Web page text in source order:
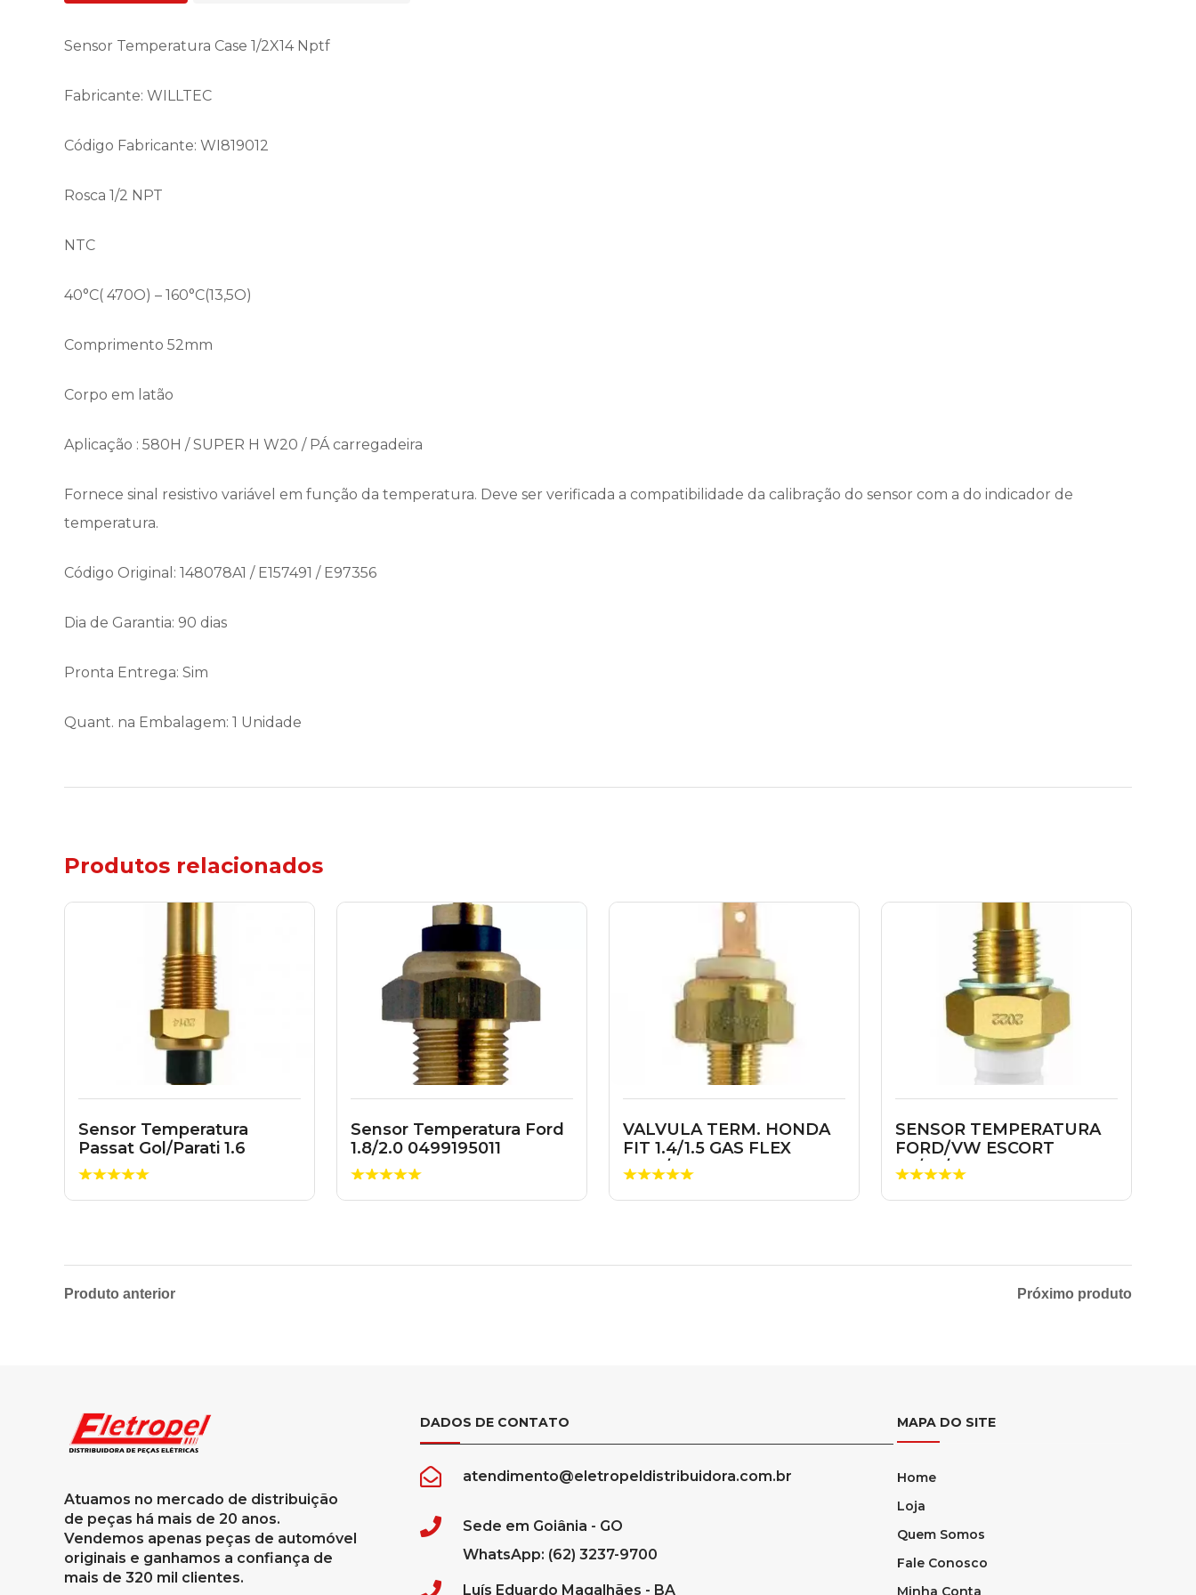
Sensor Temperatura Case 1/2X14 Nptf
Fabricante: WILLTEC
Código Fabricante: WI819012
Rosca 1/2 NPT
NTC
40°C( 470O) – 160°C(13,5O)
Comprimento 52mm
Corpo em latão
Aplicação : 580H / SUPER H W20 / PÁ carregadeira
Fornece sinal resistivo variável em função da temperatura. Deve ser verificada a compatibilidade da calibração do sensor com a do indicador de
temperatura.
Código Original: 148078A1 / E157491 / E97356
Dia de Garantia: 90 dias
Pronta Entrega: Sim
Quant. na Embalagem: 1 Unidade
Produtos relacionados
Sensor Temperatura
Passat Gol/Parati 1.6
0289195011
Sensor Temperatura Ford
1.8/2.0 0499195011
VALVULA TERM. HONDA
FIT 1.4/1.5 GAS FLEX
2003/2015
SENSOR TEMPERATURA
FORD/VW ESCORT
90/92/GOL CHT
Produto anterior Próximo produto
Atuamos no mercado de distribuição
de peças há mais de 20 anos.
Vendemos apenas peças de automóvel
originais e ganhamos a confiança de
mais de 320 mil clientes.
DADOS DE CONTATO
atendimento@eletropeldistribuidora.com.br
Sede em Goiânia - GO
WhatsApp: (62) 3237-9700
Luís Eduardo Magalhães - BA
MAPA DO SITE
Home
Loja
Quem Somos
Fale Conosco
Minha Conta